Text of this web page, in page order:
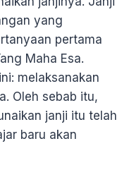
yang
pertama
Maha Esa.
melaksanakan
Oleh sebab itu,
janji itu telah
baru akan